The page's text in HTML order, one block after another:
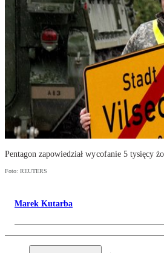
Pentagon zapowiedział wycofanie 5 tysięcy
Foto: REUTERS
Marek Kutarba